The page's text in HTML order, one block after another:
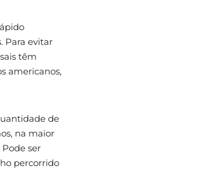
Para evitar
têm
americanos,
de
na maior
ser
percorrido